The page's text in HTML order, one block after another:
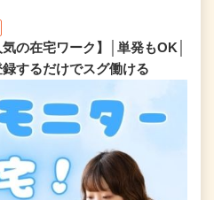
の在宅ワーク】│単発もOK│
するだけでスグ働ける